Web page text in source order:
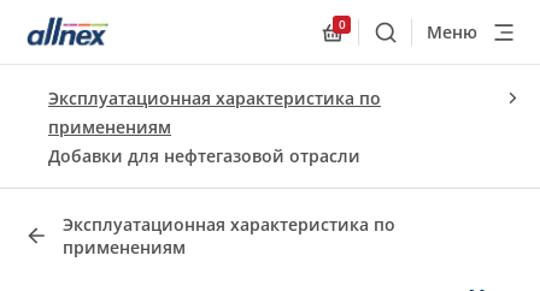
0
ПоискМеню
Эксплуатационная характеристика по
применениям
Добавки для нефтегазовой отрасли
Эксплуатационная характеристика по
применениям
Быстрые ссылки